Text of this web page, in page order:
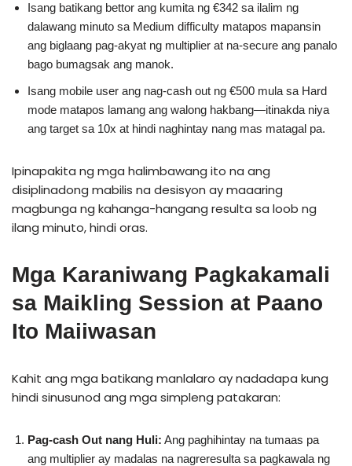
Isang batikang bettor ang kumita ng €342 sa ilalim ng
dalawang minuto sa Medium difficulty matapos mapansin
ang biglaang pag-akyat ng multiplier at na-secure ang panalo
bago bumagsak ang manok.
Isang mobile user ang nag-cash out ng €500 mula sa Hard
mode matapos lamang ang walong hakbang—itinakda niya
ang target sa 10x at hindi naghintay nang mas matagal pa.
Ipinapakita ng mga halimbawang ito na ang
disiplinadong mabilis na desisyon ay maaaring
magbunga ng kahanga-hangang resulta sa loob ng
ilang minuto, hindi oras.
Mga Karaniwang Pagkakamali
sa Maikling Session at Paano
Ito Maiiwasan
Kahit ang mga batikang manlalaro ay nadadapa kung
hindi sinusunod ang mga simpleng patakaran:
Pag-cash Out nang Huli: Ang paghihintay na tumaas pa
ang multiplier ay madalas na nagreresulta sa pagkawala ng